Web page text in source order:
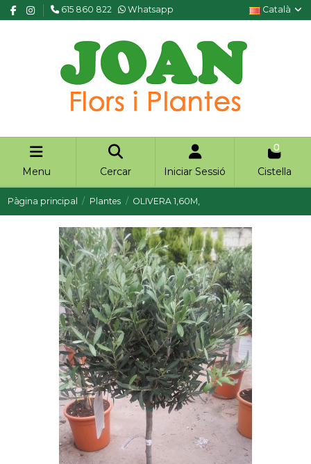
615 860 822 Whatsapp Català
Menu Cercar Iniciar Sessió
0
Cistella
Pàgina principal Plantes OLIVERA 1,60M,